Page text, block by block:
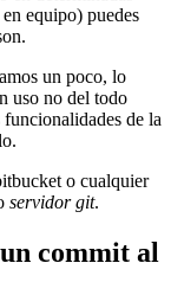
equipo) puedes
un poco, lo
uso no del todo
de la
o cualquier
servidor git.
commit al